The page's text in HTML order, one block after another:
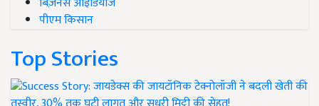
पीएम किसान
Top Stories